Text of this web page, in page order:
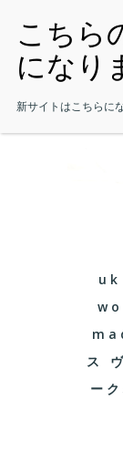
ス
ー
新サイトはこちらに